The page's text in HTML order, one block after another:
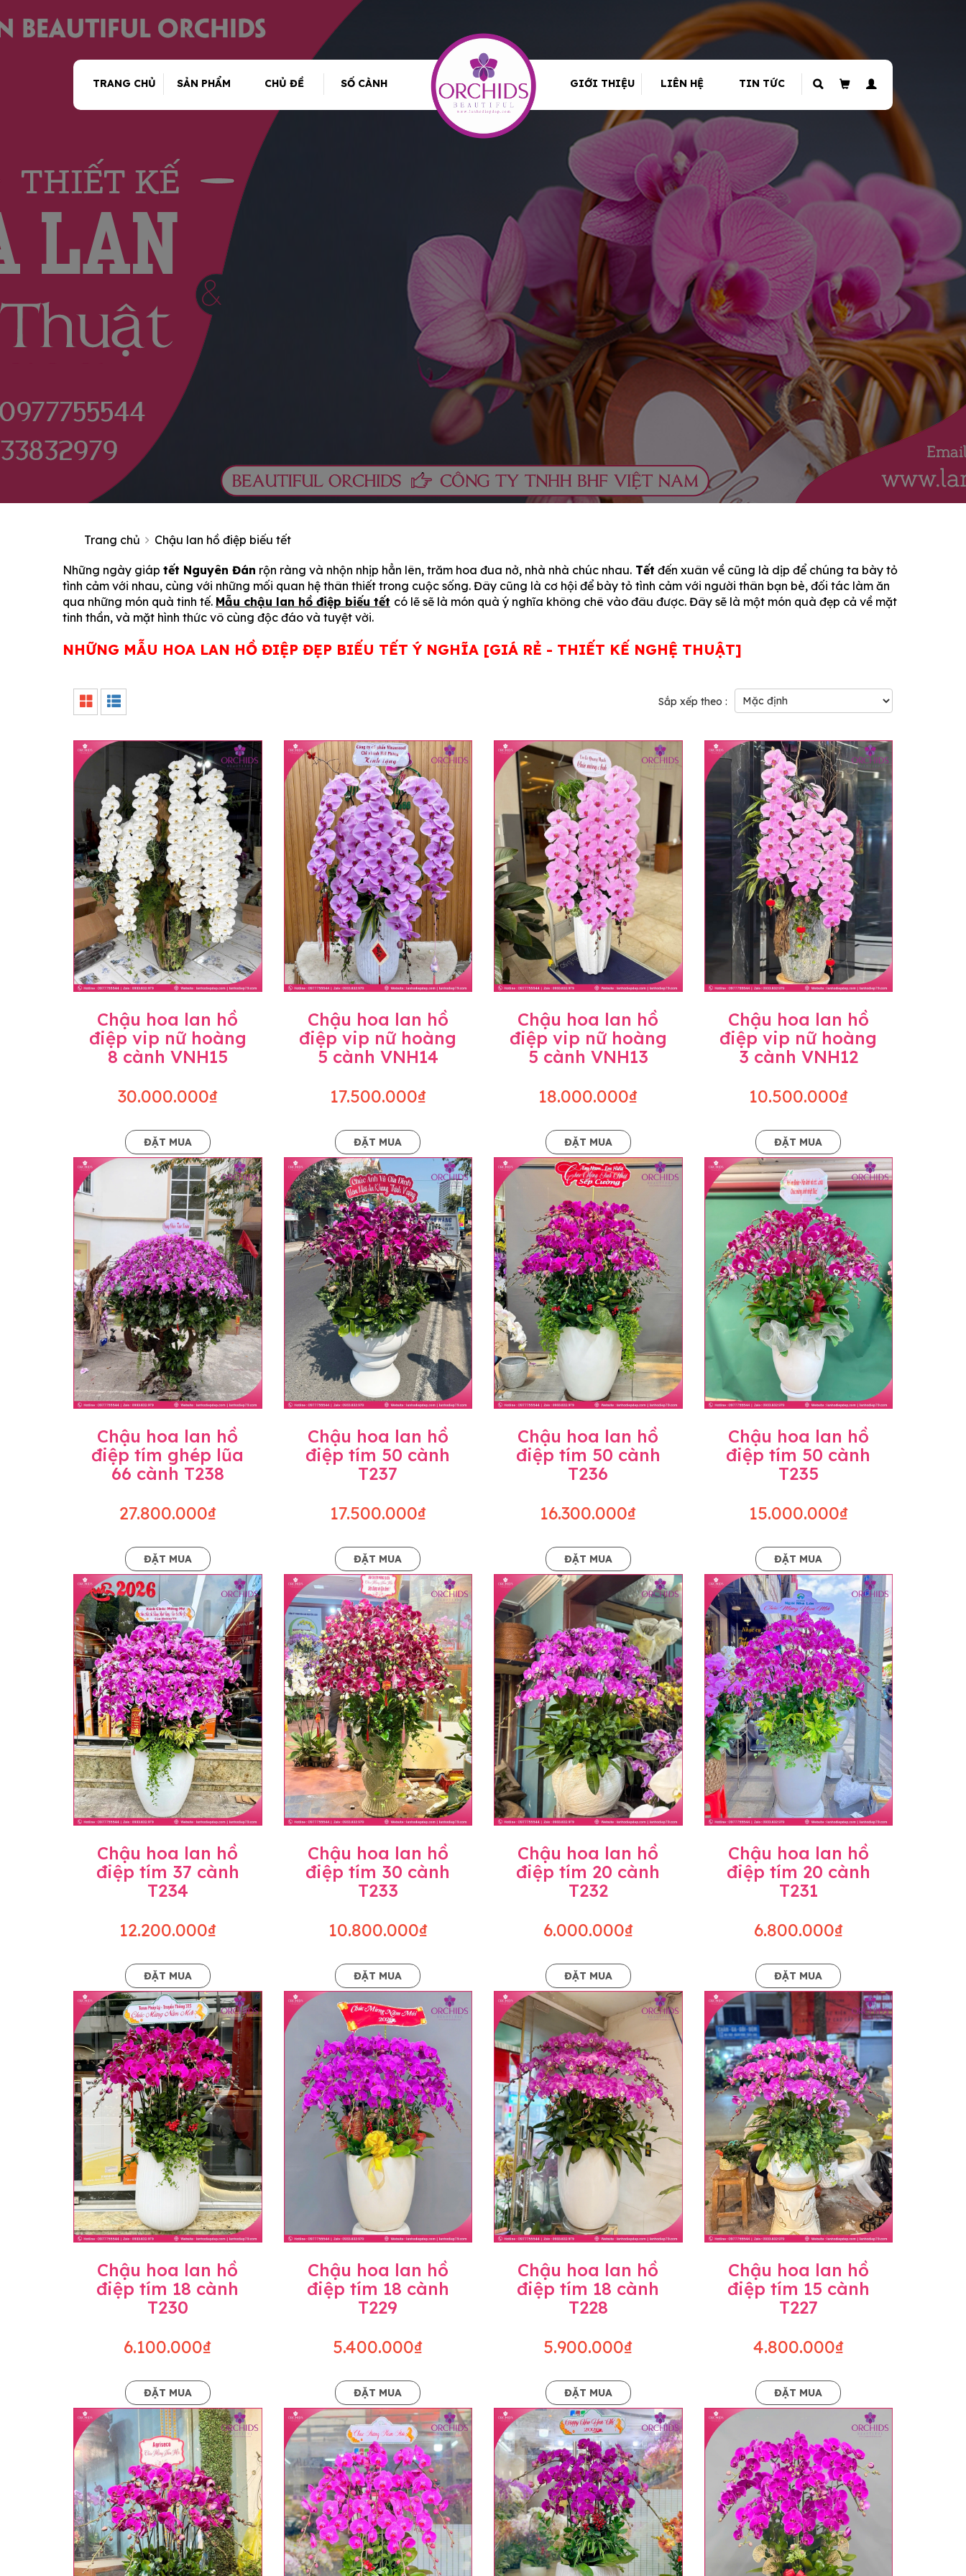
TRANG CHỦ SẢN PHẨM CHỦ ĐỀ SỐ CÀNH GIỚI THIỆU LIÊN HỆ TIN TỨC
Trang chủ Chậu lan hồ điệp biếu tết
Những ngày giáp tết Nguyên Đán rộn ràng và nhộn nhịp hẳn lên, trăm hoa đua nở, nhà nhà chúc nhau. Tết đến xuân về cũng là dịp để chúng ta bày tỏ
tình cảm với nhau, cùng với những mối quan hệ thân thiết trong cuộc sống. Đây cũng là cơ hội để bày tỏ tình cảm với người thân bạn bè, đối tác làm ăn
qua những món quà tinh tế. Mẫu chậu lan hồ điệp biếu tết có lẽ sẽ là món quà ý nghĩa không chê vào đâu được. Đây sẽ là một món quà đẹp cả về mặt
tinh thần, và mặt hình thức vô cùng độc đáo và tuyệt vời.
NHỮNG MẪU HOA LAN HỒ ĐIỆP ĐẸP BIẾU TẾT Ý NGHĨA [GIÁ RẺ - THIẾT KẾ NGHỆ THUẬT]
Sắp xếp theo :
Chậu hoa lan hồ
điệp vip nữ hoàng
8 cành VNH15
30.000.000₫
ĐẶT MUA
Chậu hoa lan hồ
điệp vip nữ hoàng
5 cành VNH14
17.500.000₫
ĐẶT MUA
Chậu hoa lan hồ
điệp vip nữ hoàng
5 cành VNH13
18.000.000₫
ĐẶT MUA
Chậu hoa lan hồ
điệp vip nữ hoàng
3 cành VNH12
10.500.000₫
ĐẶT MUA
Chậu hoa lan hồ
điệp tím ghép lũa
66 cành T238
27.800.000₫
ĐẶT MUA
Chậu hoa lan hồ
điệp tím 50 cành
T237
17.500.000₫
ĐẶT MUA
Chậu hoa lan hồ
điệp tím 50 cành
T236
16.300.000₫
ĐẶT MUA
Chậu hoa lan hồ
điệp tím 50 cành
T235
15.000.000₫
ĐẶT MUA
Chậu hoa lan hồ
điệp tím 37 cành
T234
12.200.000₫
ĐẶT MUA
Chậu hoa lan hồ
điệp tím 30 cành
T233
10.800.000₫
ĐẶT MUA
Chậu hoa lan hồ
điệp tím 20 cành
T232
6.000.000₫
ĐẶT MUA
Chậu hoa lan hồ
điệp tím 20 cành
T231
6.800.000₫
ĐẶT MUA
Chậu hoa lan hồ
điệp tím 18 cành
T230
6.100.000₫
ĐẶT MUA
Chậu hoa lan hồ
điệp tím 18 cành
T229
5.400.000₫
ĐẶT MUA
Chậu hoa lan hồ
điệp tím 18 cành
T228
5.900.000₫
ĐẶT MUA
Chậu hoa lan hồ
điệp tím 15 cành
T227
4.800.000₫
ĐẶT MUA